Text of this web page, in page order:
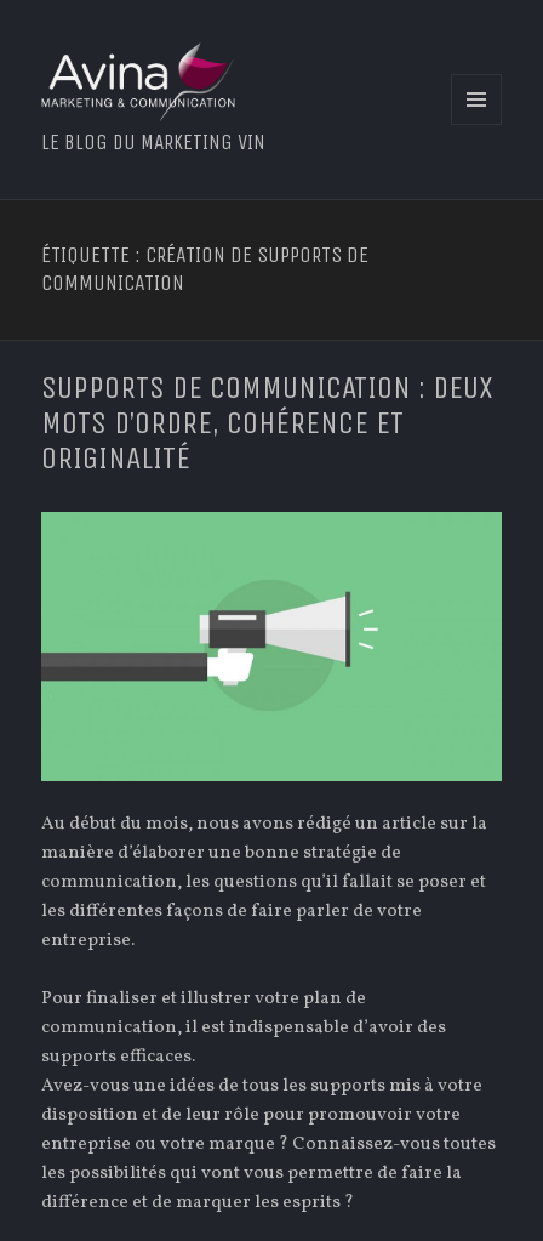
LE BLOG DU MARKETING VIN
ÉTIQUETTE : CRÉATION DE SUPPORTS DE
COMMUNICATION
SUPPORTS DE COMMUNICATION : DEUX
MOTS D’ORDRE, COHÉRENCE ET
ORIGINALITÉ
Au début du mois, nous avons rédigé un article sur la
manière d’élaborer une bonne stratégie de
communication, les questions qu’il fallait se poser et
les différentes façons de faire parler de votre
entreprise.
Pour finaliser et illustrer votre plan de
communication, il est indispensable d’avoir des
supports efficaces.
Avez-vous une idées de tous les supports mis à votre
disposition et de leur rôle pour promouvoir votre
entreprise ou votre marque ? Connaissez-vous toutes
les possibilités qui vont vous permettre de faire la
différence et de marquer les esprits ?